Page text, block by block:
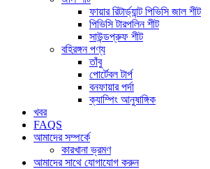
ফায়ার রিটার্ড্যান্ট পিভিসি জাল শীট
পিভিসি টারপলিন শীট
সাউন্ডপ্রুফ শীট
বহিরঙ্গন পণ্য
তাঁবু
পোর্টেবল টার্প
বনফায়ার পর্দা
ক্যাম্পিং আনুষাঙ্গিক
খবর
FAQS
আমাদের সম্পর্কে
কারখানা ভ্রমণ
আমাদের সাথে যোগাযোগ করুন